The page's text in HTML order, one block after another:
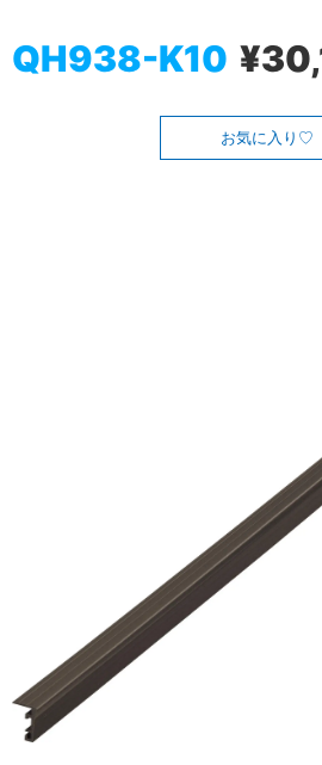
QH938-K10
お気に入り